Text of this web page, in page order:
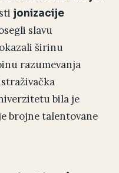
jonizacije
slavu
širinu
razumevanja
bila je
brojne talentovane